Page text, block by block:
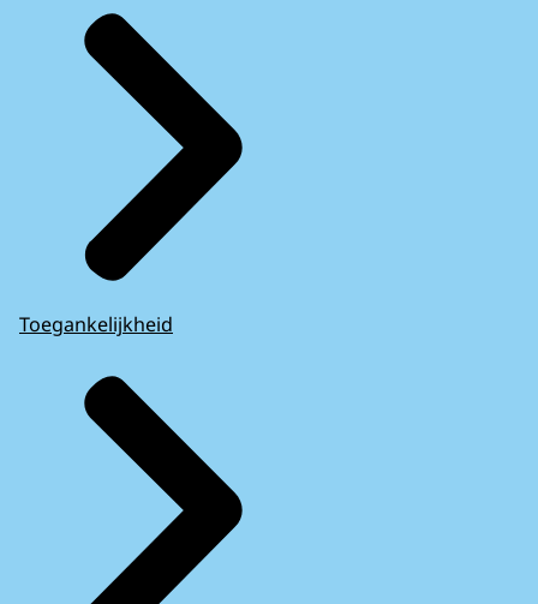
Toegankelijkheid